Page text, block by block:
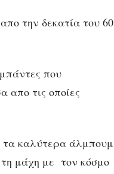
την δεκατία του 60
που
απο τις οποίες
τα καλύτερα άλμπουμ
τη μάχη με τον κόσμο